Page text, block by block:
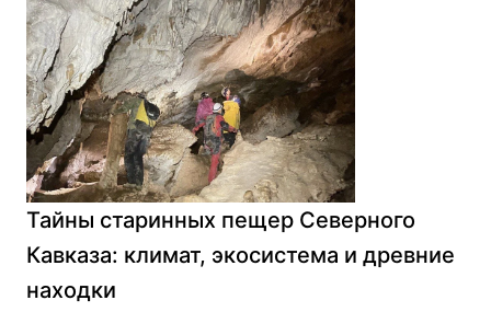
Тайны старинных пещер Северного
Кавказа: климат, экосистема и древние
находки